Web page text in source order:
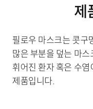
제
필로우 마스크는 콧구
많은 부분을 덮는 마
휘어진 환자 혹은 수
제품입니다.